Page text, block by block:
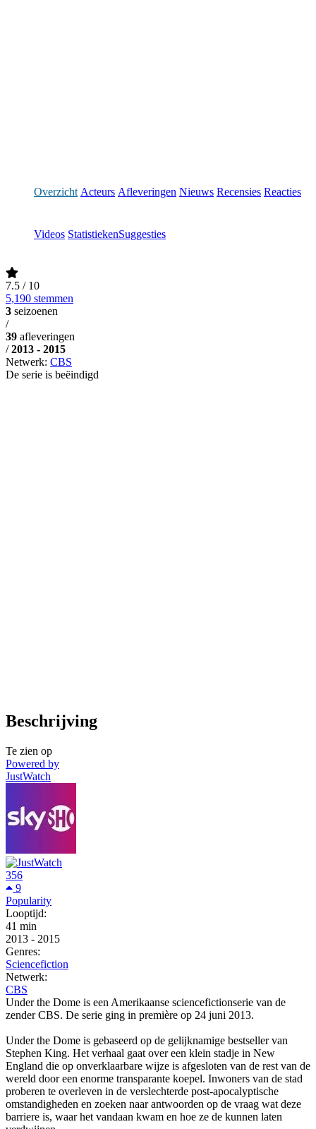
Overzicht Acteurs Afleveringen Nieuws Recensies Reacties
Videos StatistiekenSuggesties
7.5 / 10
5,190 stemmen
3 seizoenen
/
39 afleveringen
/ 2013 - 2015
Netwerk: CBS
De serie is beëindigd
Beschrijving
Te zien op
Powered by
JustWatch
356
9
Popularity
Looptijd:
41 min
2013 - 2015
Genres:
Sciencefiction
Netwerk:
CBS
Under the Dome is een Amerikaanse sciencefictionserie van de
zender CBS. De serie ging in première op 24 juni 2013.
Under the Dome is gebaseerd op de gelijknamige bestseller van
Stephen King. Het verhaal gaat over een klein stadje in New
England die op onverklaarbare wijze is afgesloten van de rest van de
wereld door een enorme transparante koepel. Inwoners van de stad
proberen te overleven in de verslechterde post-apocalyptische
omstandigheden en zoeken naar antwoorden op de vraag wat deze
barriere is, waar het vandaan kwam en hoe ze de kunnen laten